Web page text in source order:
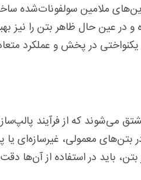
ملامین سولفونات‌شده
و در عین حال ظاهر بتن را
به دلیل یکنواختی در پخش و
می‌شوند که از فرآیند
(کاهش آب حدود ۸ تا ۱۲ درصد)، اما همچنان در
باید در استفاده از آن‌ها